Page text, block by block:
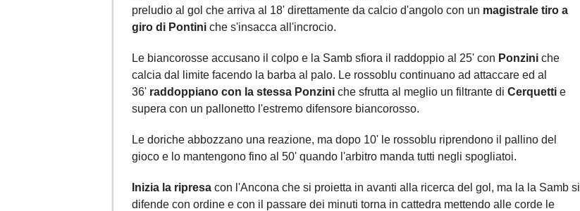
preludio al gol che arriva al 18' direttamente da calcio d'angolo con un magistrale tiro a
giro di Pontini che s'insacca all'incrocio.
Le biancorosse accusano il colpo e la Samb sfiora il raddoppio al 25' con Ponzini che
calcia dal limite facendo la barba al palo. Le rossoblu continuano ad attaccare ed al
36' raddoppiano con la stessa Ponzini che sfrutta al meglio un filtrante di Cerquetti e
supera con un pallonetto l'estremo difensore biancorosso.
Le doriche abbozzano una reazione, ma dopo 10' le rossoblu riprendono il pallino del
gioco e lo mantengono fino al 50' quando l'arbitro manda tutti negli spogliatoi.
Inizia la ripresa con l'Ancona che si proietta in avanti alla ricerca del gol, ma la la Samb si
difende con ordine e con il passare dei minuti torna in cattedra mettendo alle corde le